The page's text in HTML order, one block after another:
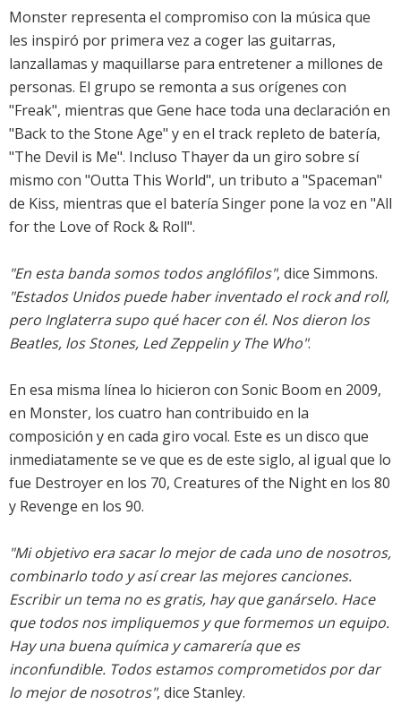
Monster representa el compromiso con la música que
les inspiró por primera vez a coger las guitarras,
lanzallamas y maquillarse para entretener a millones de
personas. El grupo se remonta a sus orígenes con
"Freak", mientras que Gene hace toda una declaración en
"Back to the Stone Age" y en el track repleto de batería,
"The Devil is Me". Incluso Thayer da un giro sobre sí
mismo con "Outta This World", un tributo a "Spaceman"
de Kiss, mientras que el batería Singer pone la voz en "All
for the Love of Rock & Roll".
"En esta banda somos todos anglófilos", dice Simmons.
"Estados Unidos puede haber inventado el rock and roll,
pero Inglaterra supo qué hacer con él. Nos dieron los
Beatles, los Stones, Led Zeppelin y The Who".
En esa misma línea lo hicieron con Sonic Boom en 2009,
en Monster, los cuatro han contribuido en la
composición y en cada giro vocal. Este es un disco que
inmediatamente se ve que es de este siglo, al igual que lo
fue Destroyer en los 70, Creatures of the Night en los 80
y Revenge en los 90.
"Mi objetivo era sacar lo mejor de cada uno de nosotros,
combinarlo todo y así crear las mejores canciones.
Escribir un tema no es gratis, hay que ganárselo. Hace
que todos nos impliquemos y que formemos un equipo.
Hay una buena química y camarería que es
inconfundible. Todos estamos comprometidos por dar
lo mejor de nosotros", dice Stanley.